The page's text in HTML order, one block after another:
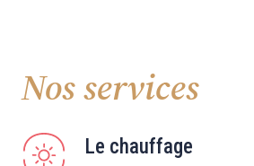
Nos services
Le chauffage